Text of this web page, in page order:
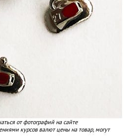
от фотографий на сайте
курсов валют цены на товар, могут